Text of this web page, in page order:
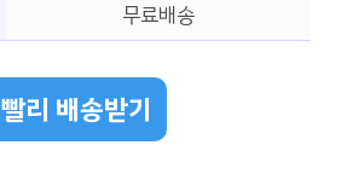
무료배송
빨리 배송받기